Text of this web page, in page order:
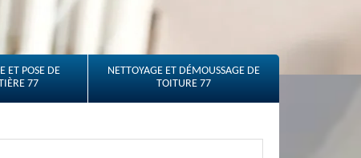
ET POSE DE
77
NETTOYAGE ET DÉMOUSSAGE DE
TOITURE 77